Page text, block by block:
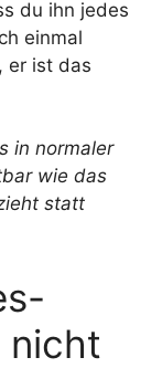
du ihn jedes
einmal
er ist das
nicht